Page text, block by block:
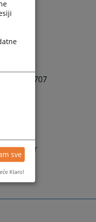
(0)33 707
judicial
607 or
sve
Klaro!